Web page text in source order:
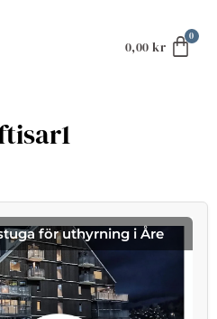
0,00 kr
för uthyrning i Åre